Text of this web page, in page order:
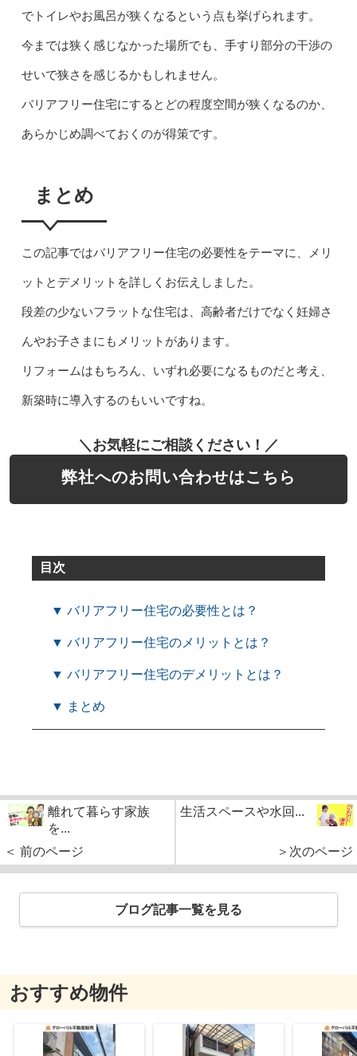
でトイレやお風呂が狭くなるという点も挙げられます。
今までは狭く感じなかった場所でも、手すり部分の干渉の
せいで狭さを感じるかもしれません。
バリアフリー住宅にするとどの程度空間が狭くなるのか、
あらかじめ調べておくのが得策です。
まとめ
この記事ではバリアフリー住宅の必要性をテーマに、メリ
ットとデメリットを詳しくお伝えしました。
段差の少ないフラットな住宅は、高齢者だけでなく妊婦さ
んやお子さまにもメリットがあります。
リフォームはもちろん、いずれ必要になるものだと考え、
新築時に導入するのもいいですね。
＼お気軽にご相談ください！／
弊社へのお問い合わせはこちら
目次
▼ バリアフリー住宅の必要性とは？
▼ バリアフリー住宅のメリットとは？
▼ バリアフリー住宅のデメリットとは？
▼ まとめ
離れて暮らす家族
を...
＜ 前のページ
生活スペースや水回...
＞次のページ
ブログ記事一覧を見る
おすすめ物件